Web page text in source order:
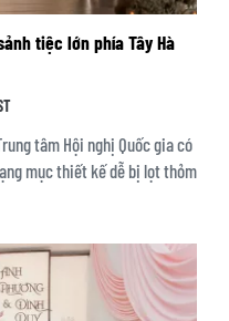
tiệc lớn phía Tây Hà
tâm Hội nghị Quốc gia có
mục thiết kế dễ bị lọt thỏm